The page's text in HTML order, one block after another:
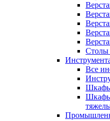
Столы
Все
Шкафы
Шкафы